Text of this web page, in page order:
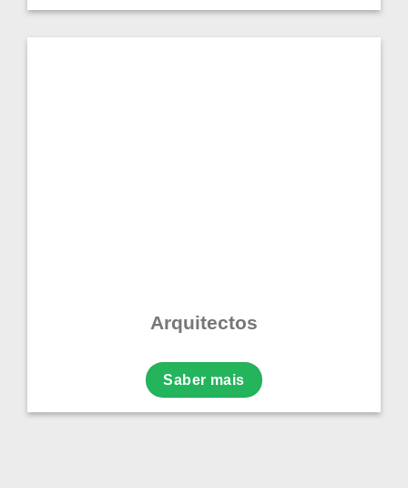
Arquitectos
Saber mais